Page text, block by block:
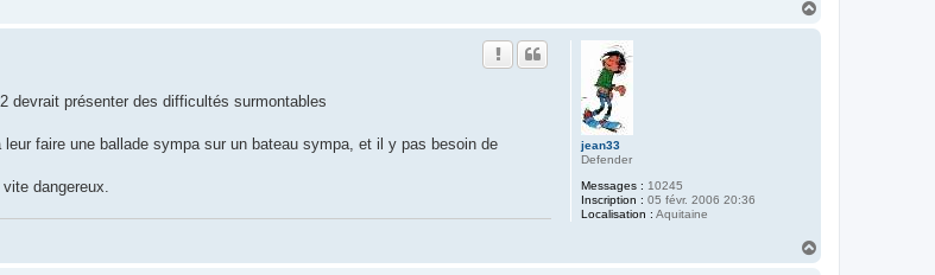
jean33
Defender
Messages : 10245
Inscription : 05 févr. 2006 20:36
Localisation : Aquitaine
devrait présenter des difficultés surmontables
faire une ballade sympa sur un bateau sympa, et il y pas besoin de
dangereux.